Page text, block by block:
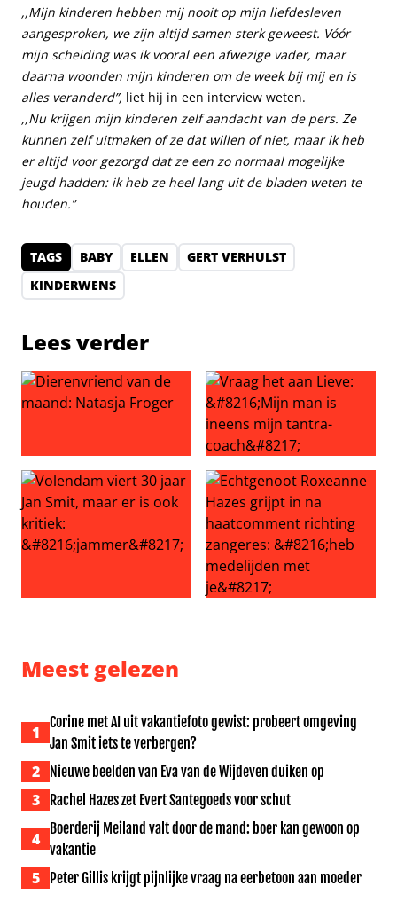
,,Mijn kinderen hebben mij nooit op mijn liefdesleven
aangesproken, we zijn altijd samen sterk geweest. Vóór
mijn scheiding was ik vooral een afwezige vader, maar
daarna woonden mijn kinderen om de week bij mij en is
alles veranderd”, liet hij in een interview weten.
,,Nu krijgen mijn kinderen zelf aandacht van de pers. Ze
kunnen zelf uitmaken of ze dat willen of niet, maar ik heb
er altijd voor gezorgd dat ze een zo normaal mogelijke
jeugd hadden: ik heb ze heel lang uit de bladen weten te
houden.”
TAGS BABY ELLEN
GERT VERHULST
KINDERWENS
Lees verder
Dierenvriend van de maand: Natasja Froger
Vraag het aan Lieve: ‘Mijn
Meest gelezen
1
Corine met AI uit vakantiefoto gewist: probeert omgeving
Jan Smit iets te verbergen?
2 Nieuwe beelden van Eva van de Wijdeven duiken op
3 Rachel Hazes zet Evert Santegoeds voor schut
4
Boerderij Meiland valt door de mand: boer kan gewoon op
vakantie
5 Peter Gillis krijgt pijnlijke vraag na eerbetoon aan moeder